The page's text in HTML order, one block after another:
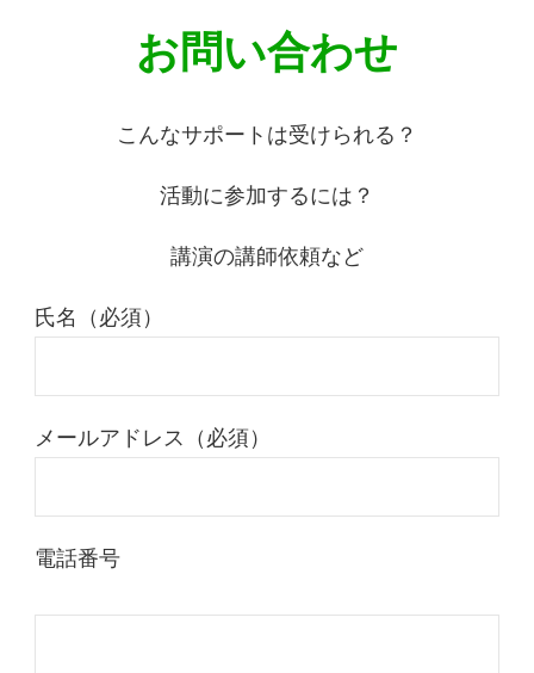
お問い合わせ
こんなサポートは受けられる？
活動に参加するには？
講演の講師依頼など
氏名（必須）
メールアドレス（必須）
電話番号